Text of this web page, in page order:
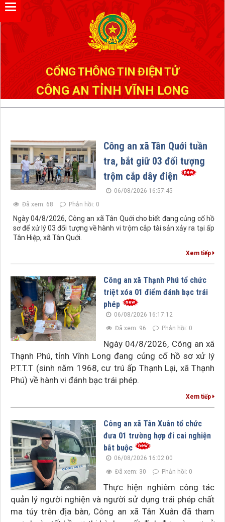
CỔNG THÔNG TIN ĐIỆN TỬ
CÔNG AN TỈNH VĨNH LONG
Công an xã Tân Quới tuần
tra, bắt giữ 03 đối tượng
trộm cắp dây điện
06/08/2026 16:57:45
Đã xem: 68
Phản hồi: 0
Ngày 04/8/2026, Công an xã Tân Quới cho biết đang củng cố hồ
sơ để xử lý 03 đối tượng về hành vi trộm cắp tài sản xảy ra tại ấp
Tân Hiệp, xã Tân Quới.
Xem tiếp
Công an xã Thạnh Phú tổ chức
triệt xóa 01 điểm đánh bạc trái
phép
06/08/2026 16:17:12
Đã xem: 96
Phản hồi: 0
Ngày 04/8/2026, Công an xã
Thạnh Phú, tỉnh Vĩnh Long đang củng cố hồ sơ xử lý
P.T.T.T (sinh năm 1968, cư trú ấp Thạnh Lại, xã Thạnh
Phú) về hành vi đánh bạc trái phép.
Xem tiếp
Công an xã Tân Xuân tổ chức
đưa 01 trường hợp đi cai nghiện
bắt buộc
06/08/2026 16:02:00
Đã xem: 30
Phản hồi: 0
Thực hiện nghiêm công tác
quản lý người nghiện và người sử dụng trái phép chất
ma túy trên địa bàn, Công an xã Tân Xuân đã tham